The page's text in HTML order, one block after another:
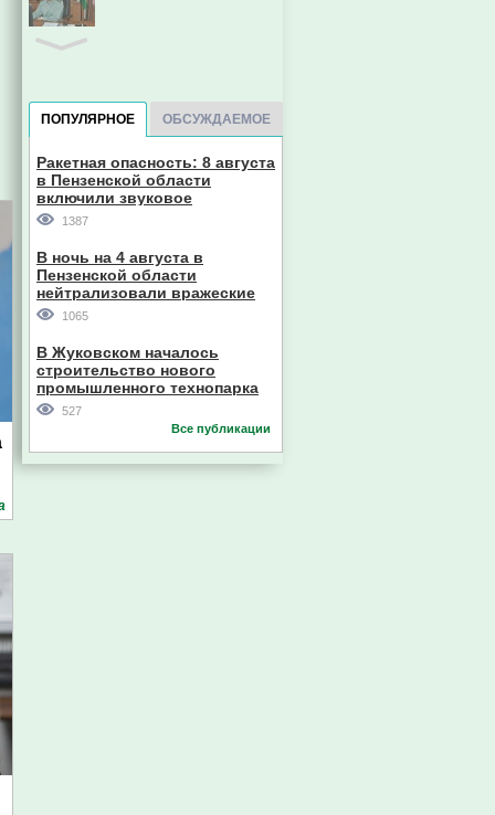
ПОПУЛЯРНОЕ ОБСУЖДАЕМОЕ
Ракетная опасность: 8 августа
в Пензенской области
включили звуковое
оповещение
1387
В ночь на 4 августа в
Пензенской области
нейтрализовали вражеские
дроны
1065
В Жуковском началось
строительство нового
промышленного технопарка
527
Все публикации